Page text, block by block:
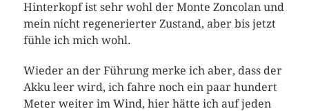
Hinterkopf ist sehr wohl der Monte Zoncolan und
mein nicht regenerierter Zustand, aber bis jetzt
fühle ich mich wohl.
Wieder an der Führung merke ich aber, dass der
Akku leer wird, ich fahre noch ein paar hundert
Meter weiter im Wind, hier hätte ich auf jeden